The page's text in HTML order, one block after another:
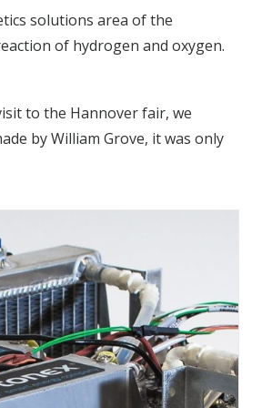
solutions area of the
of hydrogen and oxygen.
to the Hannover fair, we
by William Grove, it was only